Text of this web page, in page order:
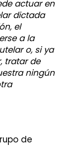
actuar en
dictada
el
a la
o, si ya
tratar de
ningún
de